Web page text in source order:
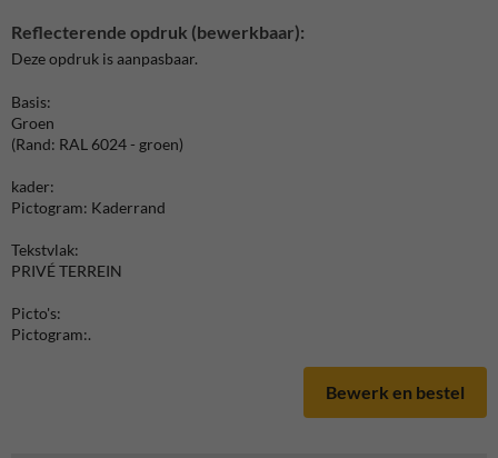
Reflecterende opdruk (bewerkbaar):
Deze opdruk is aanpasbaar.
Basis:
Groen
(Rand: RAL 6024 - groen)
kader:
Pictogram: Kaderrand
Tekstvlak:
PRIVÉ TERREIN
Picto's:
Pictogram:.
Bewerk en bestel